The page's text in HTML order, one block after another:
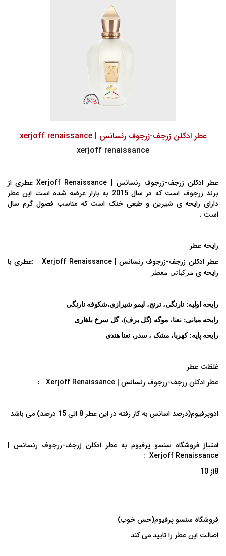
عطر ادکلن زرجف-زرجوف رنسانس | xerjoff renaissance
xerjoff renaissance
عطر ادکلن زرجف-زرجوف رنسانس | Xerjoff Renaissance عطری از
برند زرجوف است که در سال 2015 به بازار عرضه شده است این عطر
دارای رایحه ی شیرین و طبعی خنک است که مناسب فصول گرم سال
است .
رایحه عطر
عطر ادکلن زرجف-زرجوف رنسانس | Xerjoff Renaissance :
عطری با
رایحه ی مرکباتی معطر
رایحه اولیه: نارنگی، ترنج، لیمو شیرازی،شکوفه نارنگی
رایحه میانی: نعنا، موگه (گل برف)، گل سرخ بلغاری
رایحه پایه: کهربا، مشک ، سدر، نعنا هندی
غلظت عطر
عطر ادکلن زرجف-زرجوف رنسانس | Xerjoff Renaissance :
ادوپرفیوم(درصد اسانس به کار رفته در این عطر 8 الی 15 درصد) می باشد
امتیاز فروشگاه سنسو پرفیوم به عطر ادکلن زرجف-زرجوف رنسانس |
Xerjoff Renaissance :
8از 10
فروشگاه سنسو پرفیوم(حس خوب)
اصالت این عطر را تایید می کند